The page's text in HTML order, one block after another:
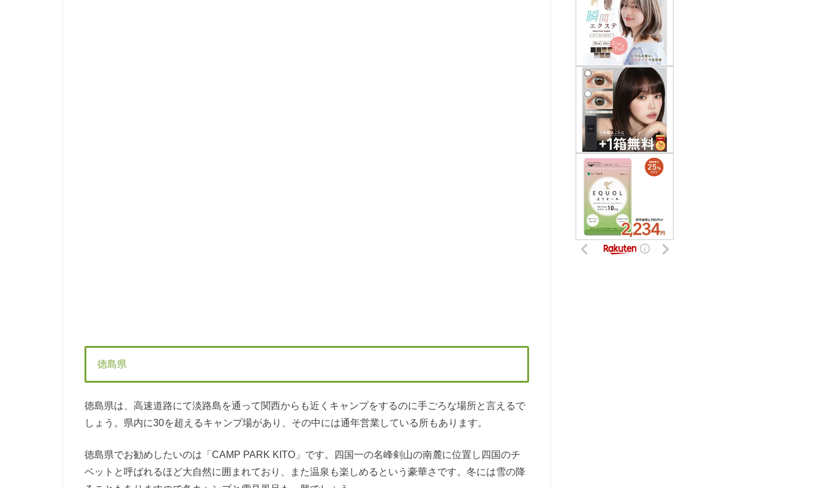
徳島県
徳島県は、高速道路にて淡路島を通って関西からも近くキャンプをするのに手ごろな場所と言えるで
しょう。県内に30を超えるキャンプ場があり、その中には通年営業している所もあります。
徳島県でお勧めしたいのは「CAMP PARK KITO」です。四国一の名峰剣山の南麓に位置し四国のチ
ベットと呼ばれるほど大自然に囲まれており、また温泉も楽しめるという豪華さです。冬には雪の降